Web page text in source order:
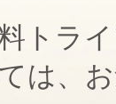
トラ
は、